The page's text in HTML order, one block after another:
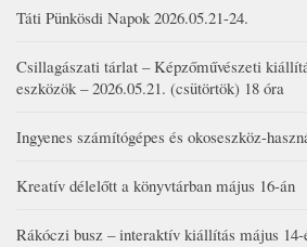
Táti Pünkösdi Napok 2026.05.21-24.
Csillagászati tárlat – Képzőművészeti
eszközök – 2026.05.21. (csütörtök) 18 óra
Ingyenes számítógépes és okoseszköz-
Kreatív délelőtt a könyvtárban május 16-án
Rákóczi busz – interaktív kiállítás május 14-